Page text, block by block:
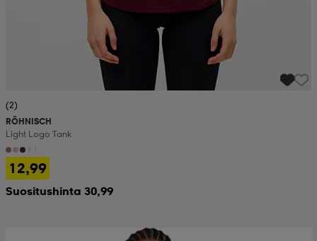
(2)
RÖHNISCH
Light Logo Tank
12,99
Suositushinta 30,99